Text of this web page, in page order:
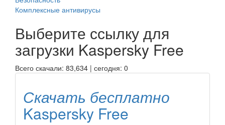
Комплексные антивирусы
Выберите ссылку для
загрузки Kaspersky Free
Всего скачали: 83,634 | сегодня: 0
Скачать бесплатно
Kaspersky Free